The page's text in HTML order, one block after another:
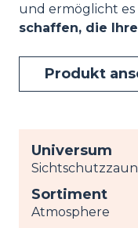
und ermöglicht es
schaffen, die
Produkt
Universum
Sichtschutzzaun
Sortiment
Atmosphere